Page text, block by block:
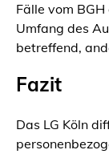
Fälle vom
Umfang des
betreffend,
Fazit
Das LG Köln